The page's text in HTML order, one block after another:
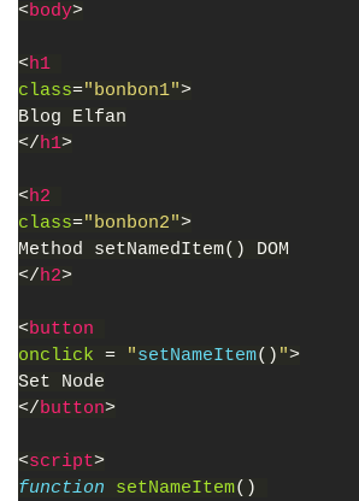
<body>
<h1
class="bonbon1">
Blog Elfan
</h1>
<h2
class="bonbon2">
Method setNamedItem() DOM
</h2>
<button
onclick = "setNameItem() ">
Set Node
</button>
<script>
function setNameItem()